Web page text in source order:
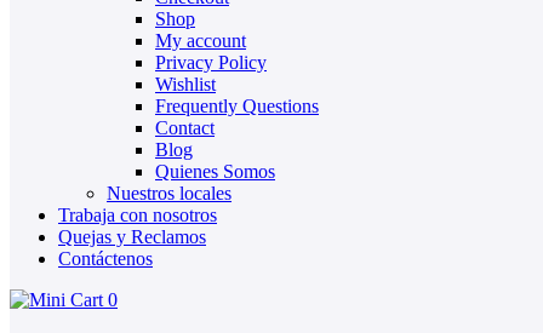
Shop
My account
Privacy Policy
Wishlist
Frequently Questions
Contact
Blog
Quienes Somos
Nuestros locales
Trabaja con nosotros
Quejas y Reclamos
Contáctenos
0